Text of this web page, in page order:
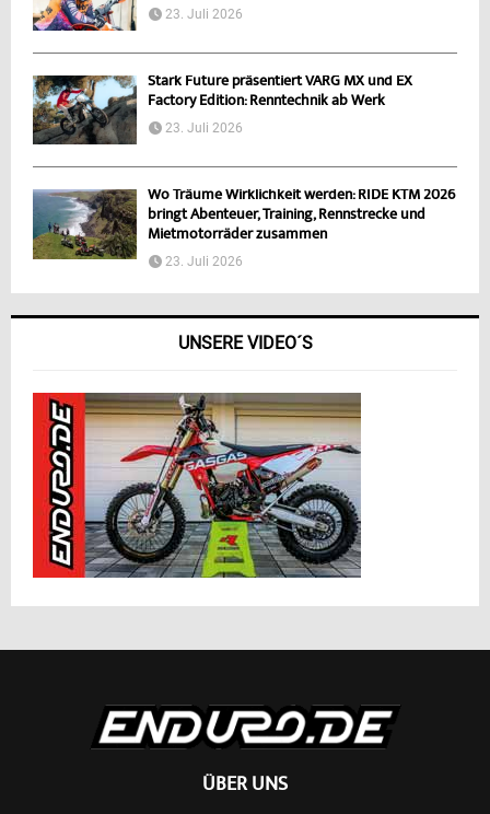
23. Juli 2026
Stark Future präsentiert VARG MX und EX
Factory Edition: Renntechnik ab Werk
23. Juli 2026
Wo Träume Wirklichkeit werden: RIDE KTM 2026
bringt Abenteuer, Training, Rennstrecke und
Mietmotorräder zusammen
23. Juli 2026
UNSERE VIDEO´S
ÜBER UNS